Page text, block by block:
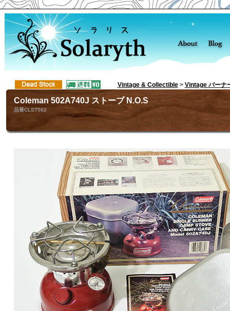
Vintage & Collectible> Vintage バーナ
Coleman 502A740J ストーブ N.O.S
品番CLST502